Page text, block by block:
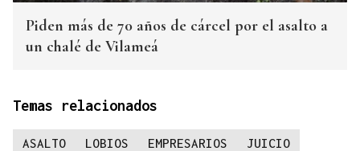
Piden más de 70 años de cárcel por el asalto a
un chalé de Vilameá
Temas relacionados
ASALTO LOBIOS EMPRESARIOS
JUICIO